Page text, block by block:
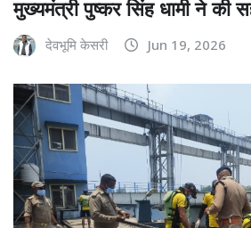
मुख्यमंत्री पुष्कर सिंह धामी ने की
देवभूमि केसरी Jun 19, 2026